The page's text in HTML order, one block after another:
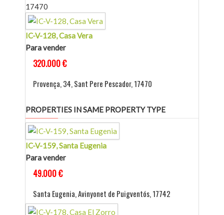
17470
IC-V-128, Casa Vera
Para vender
320.000 €
Provença, 34, Sant Pere Pescador, 17470
PROPERTIES IN SAME PROPERTY TYPE
IC-V-159, Santa Eugenia
Para vender
49.000 €
Santa Eugenia, Avinyonet de Puigventós, 17742